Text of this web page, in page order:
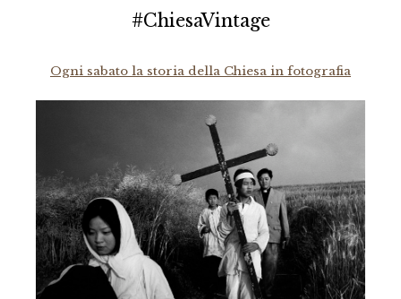
#ChiesaVintage
Ogni sabato la storia della Chiesa in fotografia